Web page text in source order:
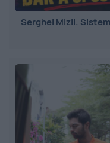
Serghei Mizil.